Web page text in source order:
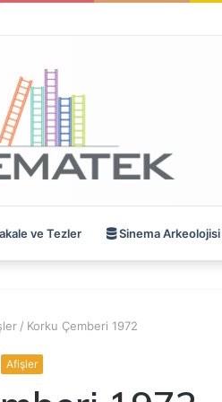
ve Tezler Sinema Arkeolojisi
/ Korku Çemberi 1972
Afişler